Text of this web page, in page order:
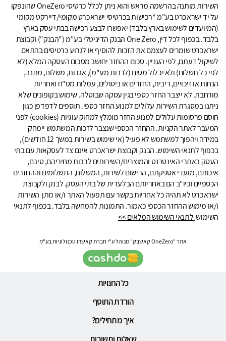
השירות מותנה בהרשמה מראש והוא ניתן לכלל כרטיסי OneZero שהונפקו
על יד ישראכרט בע"מ *רכישות בכרטיסי ישראכרט מקומי/דיירקט מקומי
(המיועדים לשימוש בארץ בלבד) יאפשרו לבצע רכישה בבתי עסק בארץ
בלבד. בכפוף לכל דין, One Zero הבנק הדיגיטלי בע"מ ("הבנק") וקבוצת
ישראכרט שומרים לעצמם את הזכות להוסיף או לגרוע כרטיסים בהתאם
לשיקול דעתם, לפי העניין. סכום ההחזר יחושב מסכום העסקה המלא (לא
לפי כל תשלום) ולא יכלול מסים (לרבות מע"מ), אגרות, משלוח, מתנה,
הנחות או זיכויים, ריבית, החזרים או ביטולים, עמלות מט"ח ואחריות
מורחבת. לא ייצבר החזר כספי בגין עסקה שבוטלה. שימוש בקופונים שלא
ניתנו במסגרת השירות עלולים למנוע החזר כספי. תוספים לדפדפן כגון
חוסם פרסומות עלולים למנוע החזר מומלץ למחוק עוגיות (cookies) לפני
המעבר לאתר הקניות. ההחזר הכספי שנצבר לזכות המשתמש יימחק
במידה ויהפוך למשתמש לא פעיל (אי שימוש בשירות במשך 12 חודשים),
בכפוף לתנאי השימוש. הבנק וקבוצת ישראכרט אינם צד לעסקאות עם בתי
העסק באתרי האינטרנט והמוצרים/השירותים לרבות מחיריהם, טיבם,
איכותם, מועדי אספקתם, הרישום לשירות, המשלוח, התשלומים וההחזרים
הכספיים וכיו"ב הם באחריותם הבלעדית של בתי העסק. לבנק ולקבוצת
ישראכרט לא תהיה כל אחריות בקשר עם תפעול האתר ו/או מתן השירות
ו/או מימוש ההחזר הכספי כאמור. התמונות להמחשה בלבד. בכפוף לתנאי
השימוש לתנאי השימוש המלאים >>
אתר "OneZero קאשבק" מנוהל ע"י חברת קאשדו טכנולוגיות בע"מ
כל החנויות
הורדת התוסף
איך מתחילים?